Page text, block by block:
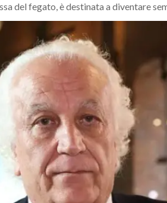
del fegato, è destinata a diventare